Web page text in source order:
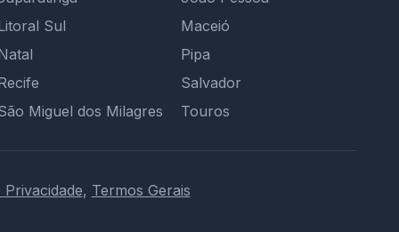
Sul
Maceió
Pipa
Salvador
Miguel dos Milagres Touros
Privacidade, Termos Gerais